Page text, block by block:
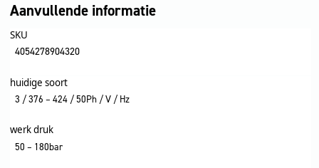
Aanvullende informatie
SKU
4054278904320
huidige soort
3 / 376 – 424 / 50Ph / V / Hz
werk druk
50 – 180bar